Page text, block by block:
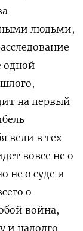
людьми,
одной
на первый
вели в тех
вовсе не о
не о суде и
о
война,
и надолго